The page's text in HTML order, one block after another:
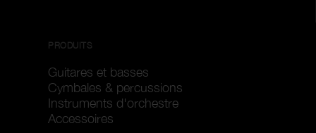
PRODUITS
Guitares et basses
Cymbales & percussions
Instruments d'orchestre
Accessoires